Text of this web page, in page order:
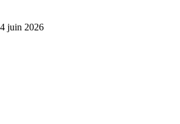
juin 2026